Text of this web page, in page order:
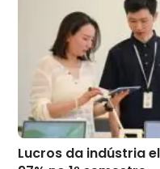
Lucros da indústria